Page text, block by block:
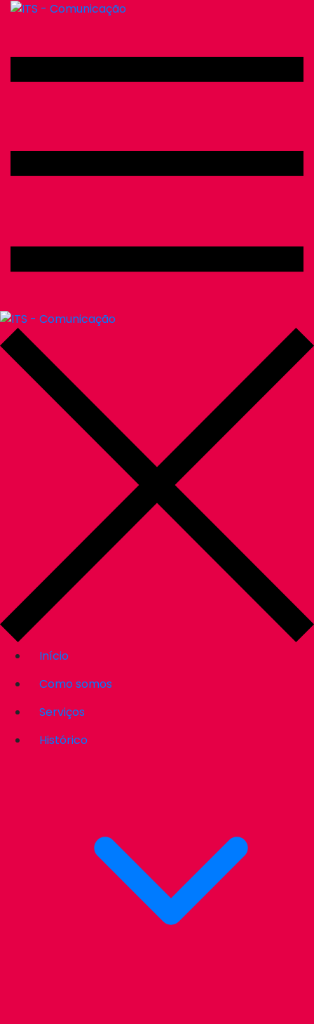
Início
Como somos
Serviços
Histórico